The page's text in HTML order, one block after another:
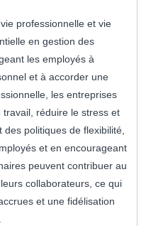
professionnelle et vie
en gestion des
les employés à
et à accorder une
les entreprises
réduire le stress et
politiques de flexibilité,
et en encourageant
peuvent contribuer au
collaborateurs, ce qui
et une fidélisation